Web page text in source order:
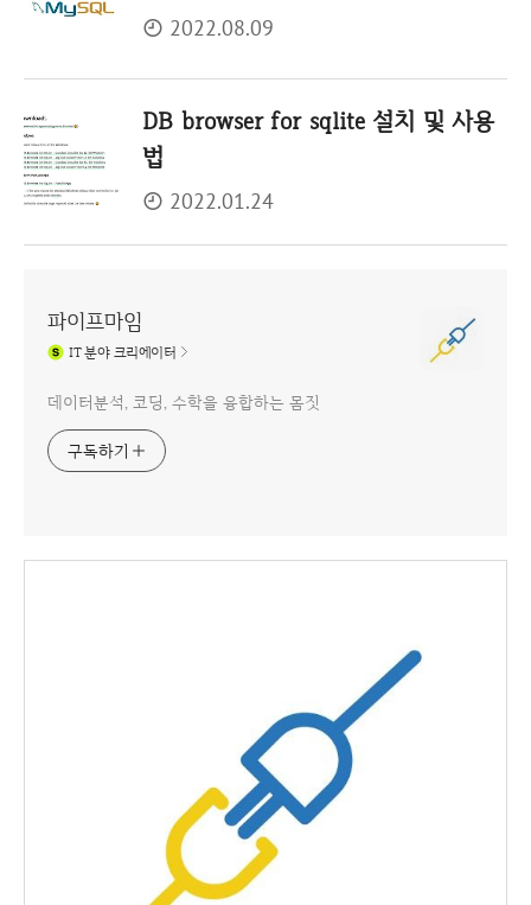
2022.08.09
DB browser for sqlite 설치 및 사용
법
2022.01.24
파이프마임
IT분야 크리에이터
데이터분석, 코딩, 수학을 융합하는 몸짓
구독하기